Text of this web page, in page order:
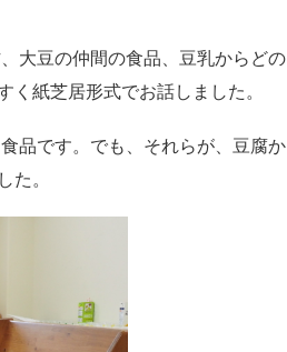
大豆の仲間の食品、豆乳からどの
紙芝居形式でお話しました。
品です。でも、それらが、豆腐か
。